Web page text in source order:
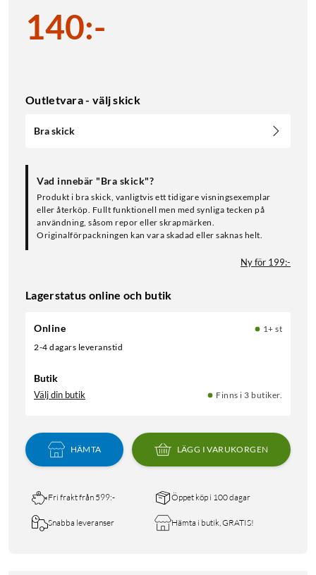
140:-
Outletvara - välj skick
Bra skick
Vad innebär "Bra skick"?
Produkt i bra skick, vanligtvis ett tidigare visningsexemplar
eller återköp. Fullt funktionell men med synliga tecken på
användning, såsom repor eller skrapmärken.
Originalförpackningen kan vara skadad eller saknas helt.
Ny för 199:-
Lagerstatus online och butik
Online
1+ st
2-4 dagars leveranstid
Butik
Välj din butik Finns i 3 butiker.
HÄMTA LÄGG I VARUKORGEN
Fri frakt från 599:- Öppet köp i 100 dagar
Snabba leveranser Hämta i butik, GRATIS!